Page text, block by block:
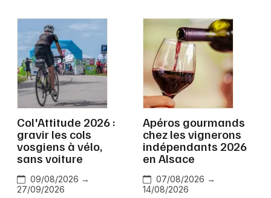
Concerts
Sports
Soirées
Sorties famille
Expos
Sorties & loisirs
Nice
Paris
Strasbourg
Toulouse
Toutes les villes
Col'Attitude 2026 :
gravir les cols
vosgiens à vélo,
sans voiture
09/08/2026 →
27/09/2026
Apéros gourmands
chez les vignerons
indépendants 2026
en Alsace
07/08/2026 →
14/08/2026